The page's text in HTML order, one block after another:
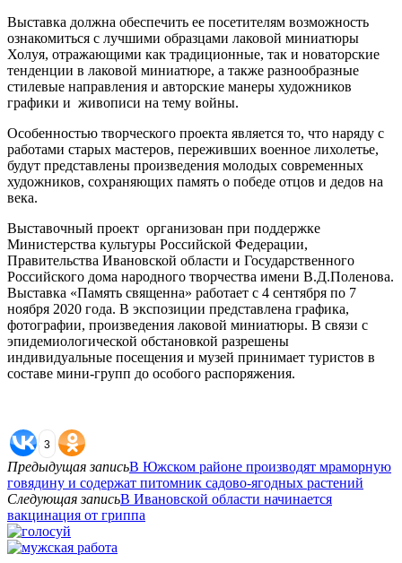
Выставка должна обеспечить ее посетителям возможность
ознакомиться с лучшими образцами лаковой миниатюры
Холуя, отражающими как традиционные, так и новаторские
тенденции в лаковой миниатюре, а также разнообразные
стилевые направления и авторские манеры художников
графики и живописи на тему войны.
Особенностью творческого проекта является то, что наряду с
работами старых мастеров, переживших военное лихолетье,
будут представлены произведения молодых современных
художников, сохраняющих память о победе отцов и дедов на
века.
Выставочный проект организован при поддержке
Министерства культуры Российской Федерации,
Правительства Ивановской области и Государственного
Российского дома народного творчества имени В.Д.Поленова.
Выставка «Память священна» работает с 4 сентября по 7
ноября 2020 года. В экспозиции представлена графика,
фотографии, произведения лаковой миниатюры. В связи с
эпидемиологической обстановкой разрешены
индивидуальные посещения и музей принимает туристов в
составе мини-групп до особого распоряжения.
3
Предыдущая записьВ Южском районе производят мраморную
говядину и содержат питомник садово-ягодных растений
Следующая записьВ Ивановской области начинается
вакцинация от гриппа